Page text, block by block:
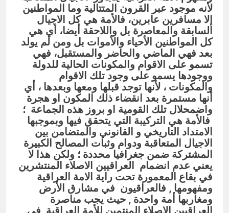
لأنه موجود عبر القرون المتتالية وما المواطنين
إلا مسافرين عابرين، فالأمة هي كل الاجيال
السابقة والمعاصرة بل واللاحقة أيضا، أي هي
كل المواطنين الأحياء والأموات بل ومن لم يولد
بعد فهي الماضي والحاضر والمستقبل، فهي
تسمو على الاقوام والمكونات الحالية للدولة
ووجودها يسمو على وجود تلك الاقوام
والمكونات ، لأنها توجد قبلها ومعها وبعدها ، أي
أنها مستمرة بعد انقضاء ذلك المكون او هجرة
واضمحلال تلك القومية او بروز هذه الجماعة ؛
فالأمة هي التركيبة التي يتحقق فيها وبموجبها
الامتداد التاريخي و القانوني والمتضامن بين
الاجيال المتعاقبة ودوام وثبات المصالح الكبيرة
المشتركة ضمن جغرافيا محددة ؛ ولكن هذا لا
يعني عدم انضمام العراقيين الاصلاء المنتشرين
في بقاع المعمورة تحت راية الامة العراقية
ومفهومها , فالعراقيون في مشارق الأرض
ومغاربها أمة واحدة , حيث يجب مناصرة
العراقيين الاصلاء المنتمين للأمة العراقية في